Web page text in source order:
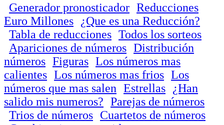
Generador pronosticador Reducciones
Euro Millones
¿Que es una Reducción?
Tabla de reducciones Todos los sorteos
Apariciones de números Distribución
números Figuras Los números mas
calientes Los números mas frios Los
números que mas salen Estrellas
¿Han
salido mis numeros? Parejas de números
Trios de números Cuartetos de números